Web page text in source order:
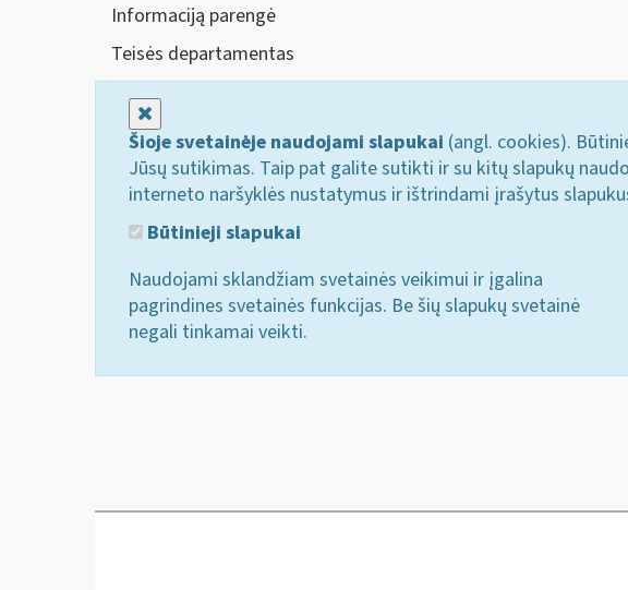
Informaciją parengė
Teisės departamentas
Šioje svetainėje naudojami slapukai (angl. cookies).
Jūsų sutikimas. Taip pat galite sutikti ir su kitų slapukų
interneto naršyklės nustatymus ir ištrindami įrašytus
Būtinieji slapukai
Naudojami sklandžiam svetainės veikimui ir įgalina
pagrindines svetainės funkcijas. Be šių slapukų svetainė
negali tinkamai veikti.